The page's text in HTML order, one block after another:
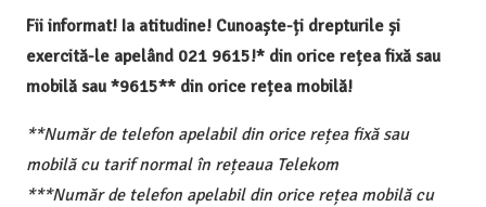
Fii informat! Ia atitudine! Cunoaște-ți drepturile și
exercită-le apelând 021 9615!* din orice rețea fixă sau
mobilă sau *9615** din orice rețea mobilă!
**Număr de telefon apelabil din orice rețea fixă sau
mobilă cu tarif normal în rețeaua Telekom
***Număr de telefon apelabil din orice rețea mobilă cu